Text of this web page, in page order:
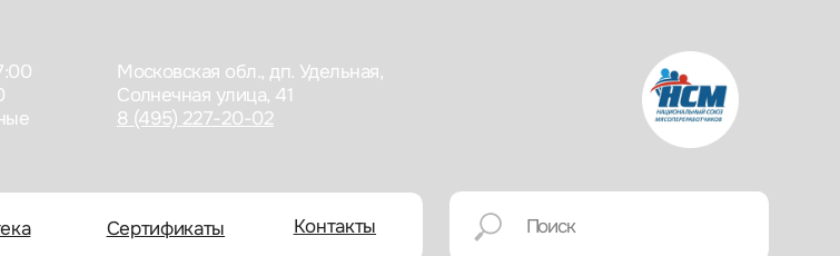
Сертификаты Контакты
Московская обл., дп. Удельная,
Солнечная улица, 41
8 (495) 227-20-02